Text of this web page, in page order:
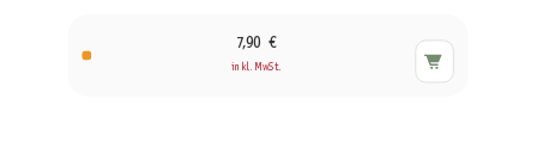
7,90 €
inkl. MwSt.